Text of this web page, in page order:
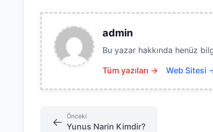
admin
Bu yazar hakkında henüz
Tüm yazıları →
Web Sitesi
Önceki
Yunus Narin Kimdir?